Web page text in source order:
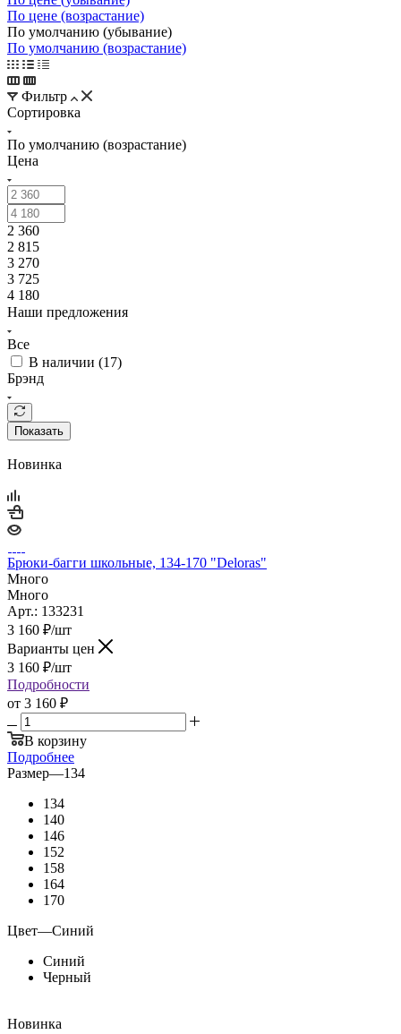
По цене (возрастание)
По умолчанию (убывание)
По умолчанию (возрастание)
Фильтр
Сортировка
По умолчанию (возрастание)
Цена
2 360
2 815
3 270
3 725
4 180
Наши предложения
Все
В наличии (17)
Брэнд
Показать
Новинка
Брюки-багги школьные, 134-170 "Deloras"
Много
Много
Арт.: 133231
3 160 ₽/шт
Варианты цен
3 160 ₽/шт
Подробности
от 3 160 ₽
В корзину
Подробнее
Размер—134
134
140
146
152
158
164
170
Цвет—Синий
Синий
Черный
Новинка